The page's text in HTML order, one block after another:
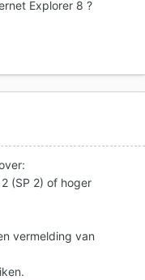
Explorer 8 ?
(SP 2) of hoger
vermelding van